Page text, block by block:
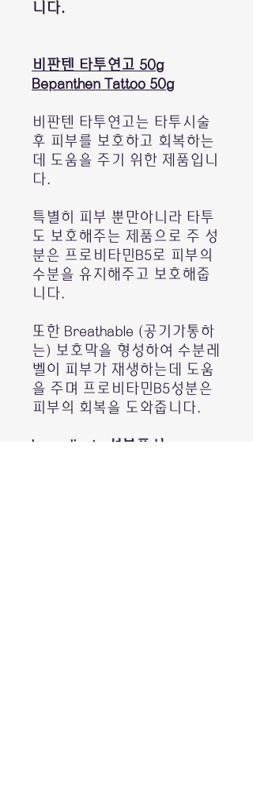
니다.
비판텐 타투연고 50g
Bepanthen Tattoo 50g
비판텐 타투연고는 타투시술
후 피부를 보호하고 회복하는
데 도움을 주기 위한 제품입니
다.
특별히 피부 뿐만아니라 타투
도 보호해주는 제품으로 주 성
분은 프로비타민B5로 피부의
수분을 유지해주고 보호해줍
니다.
또한 Breathable (공기가통하
는) 보호막을 형성하여 수분레
벨이 피부가 재생하는데 도움
을 주며 프로비타민B5성분은
피부의 회복을 도와줍니다.
Ingredients 성분표시